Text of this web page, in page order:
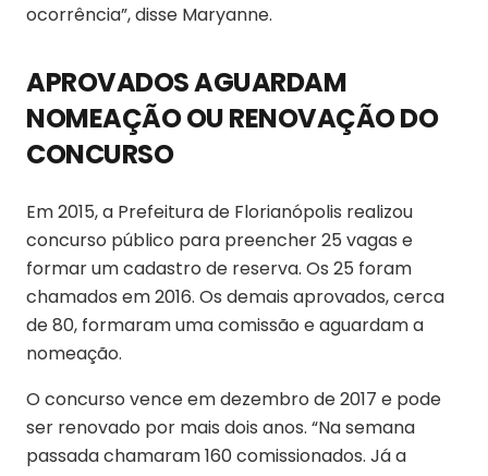
ocorrência”, disse Maryanne.
APROVADOS AGUARDAM
NOMEAÇÃO OU RENOVAÇÃO DO
CONCURSO
Em 2015, a Prefeitura de Florianópolis realizou
concurso público para preencher 25 vagas e
formar um cadastro de reserva. Os 25 foram
chamados em 2016. Os demais aprovados, cerca
de 80, formaram uma comissão e aguardam a
nomeação.
O concurso vence em dezembro de 2017 e pode
ser renovado por mais dois anos. “Na semana
passada chamaram 160 comissionados. Já a